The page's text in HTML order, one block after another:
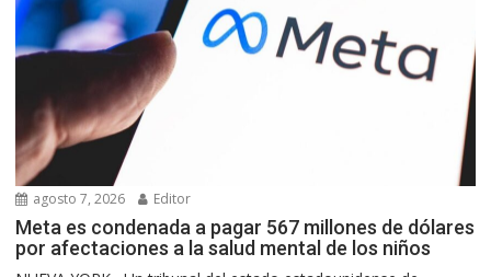
agosto 7, 2026 Editor
Meta es condenada a pagar 567 millones de dólares
por afectaciones a la salud mental de los niños